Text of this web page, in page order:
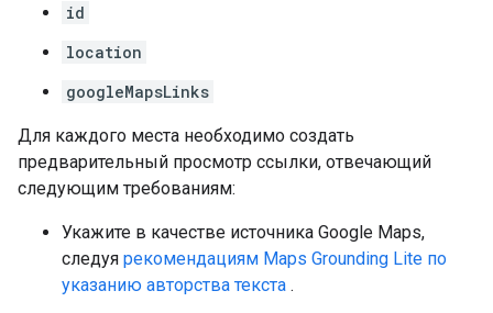
id
location
googleMapsLinks
Для каждого места необходимо создать
предварительный просмотр ссылки, отвечающий
следующим требованиям:
Укажите в качестве источника Google Maps,
следуя рекомендациям Maps Grounding Lite по
указанию авторства текста .